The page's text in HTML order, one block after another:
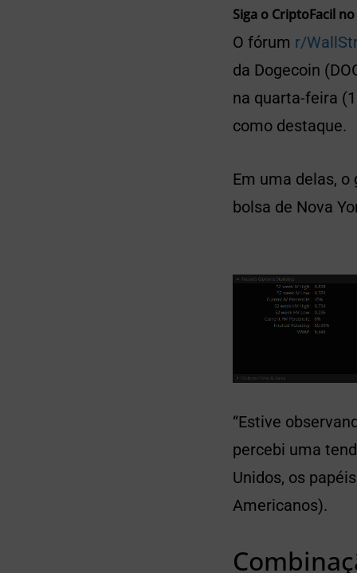
Siga o CriptoFacil no
O fórum r/
da Dogecoin
na quarta-feira
como destaque.
Em uma delas,
bolsa de Nova
“Estive
percebi uma
Unidos, os
Americanos).